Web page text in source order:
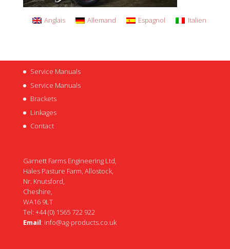
Anglais Allemand Espagnol Italien
Service Manuals
Service Manuals
Brackets
Linkages
Contact
Garnett Farms Engineering Ltd,
Hales Pasture Farm, Allostock,
Nr. Knutsford,
Cheshire,
WA16 9LT
Tel: +44 (0) 1565 722 922
Email: info@ag-products.co.uk